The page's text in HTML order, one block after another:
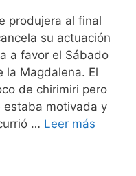
produjera al final
su actuación
a favor el Sábado
la Magdalena. El
de chirimiri pero
estaba motivada y
… Leer más